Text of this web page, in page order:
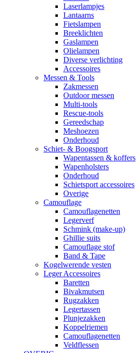
Laserlampjes
Lantaarns
Fietslampen
Breeklichten
Gaslampen
Olielampen
Diverse verlichting
Accessoires
Messen & Tools
Zakmessen
Outdoor messen
Multi-tools
Rescue-tools
Gereedschap
Meshoezen
Onderhoud
Schiet- & Boogsport
Wapentassen & koffers
Wapenholsters
Onderhoud
Schietsport accessoires
Overige
Camouflage
Camouflagenetten
Legerverf
Schmink (make-up)
Ghillie suits
Camouflage stof
Band & Tape
Kogelwerende vesten
Leger Accessoires
Baretten
Bivakmutsen
Rugzakken
Legertassen
Plunjezakken
Koppelriemen
Camouflagenetten
Veldflessen